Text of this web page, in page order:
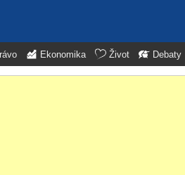
Ekonomika Život Debaty